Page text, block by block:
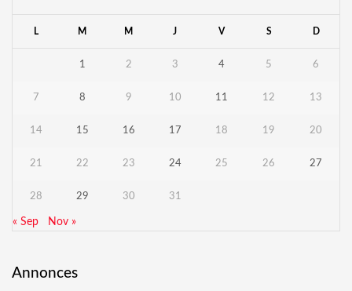
L M M J V S D
1 2 3 4 5 6
7 8 9 10 11 12 13
14 15 16 17 18 19 20
21 22 23 24 25 26 27
28 29 30 31
« Sep Nov »
Annonces